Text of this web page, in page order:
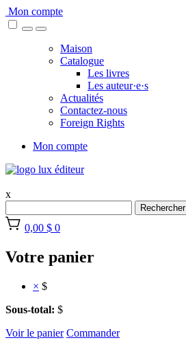
Skip
to
Mon compte
Maison
Catalogue
Les livres
Les auteur·e·s
Actualités
Contactez-nous
Foreign Rights
Mon compte
x
Rechercher
0,00 $ 0
Votre panier
× $
Sous-total: $
Voir le panier Commander